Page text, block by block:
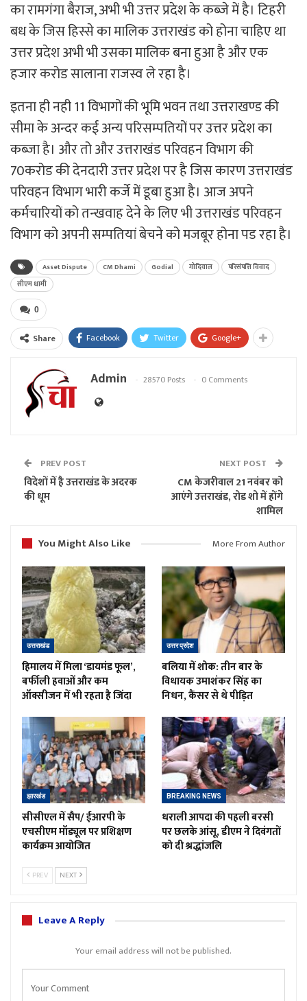
का रामगंगा बैराज, अभी भी उत्तर प्रदेश के कब्जे में है। टिहरी
बध के जिस हिस्से का मालिक उत्तराखंड को होना चाहिए था
उत्तर प्रदेश अभी भी उसका मालिक बना हुआ है और एक
हजार करोड सालाना राजस्व ले रहा है।
इतना ही नही 11 विभागों की भूमि भवन तथा उत्तराखण्ड की
सीमा के अन्दर कई अन्य परिसम्पतियों पर उत्तर प्रदेश का
कब्जा है। और तो और उत्तराखंड परिवहन विभाग की
70करोड की देनदारी उत्तर प्रदेश पर है जिस कारण उत्तराखंड
परिवहन विभाग भारी कर्जे में डूबा हुआ है। आज अपने
कर्मचारियों को तन्खवाह देने के लिए भी उत्तराखंड परिवहन
विभाग को अपनी सम्पतियां बेचने को मजबूर होना पड रहा है।
Asset Dispute CM Dhami Godial गोदियाल
परिसंपत्ति विवाद
सीएम धामी
0
Share Facebook Twitter Google+
Admin 28570 Posts 0 Comments
PREV POST
विदेशों में है उत्तराखंड के अदरक
की धूम
NEXT POST
CM केजरीवाल 21 नवंबर को
आएंगे उत्तराखंड, रोड शो में होंगे
शामिल
You Might Also Like
More From Author
उत्तराखंड
हिमालय में मिला ‘डायमंड फूल’,
बर्फीली हवाओं और कम
ऑक्सीजन में भी रहता है जिंदा
उत्तर प्रदेश
बलिया में शोक: तीन बार के
विधायक उमाशंकर सिंह का
निधन, कैंसर से थे पीड़ित
झारखंड
सीसीएल में सैप/ ईआरपी के
एचसीएम मॉड्यूल पर प्रशिक्षण
कार्यक्रम आयोजित
BREAKING NEWS
धराली आपदा की पहली बरसी
पर छलके आंसू, डीएम ने दिवंगतों
को दी श्रद्धांजलि
PREV NEXT
Leave A Reply
Your email address will not be published.